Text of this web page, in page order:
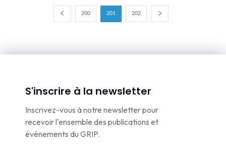
200 201 202
S'inscrire à la newsletter
Inscrivez-vous à notre newsletter pour
recevoir l'ensemble des publications et
événements du GRIP.